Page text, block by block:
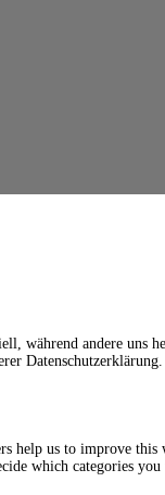
während andere uns
help us to improve
which categories you